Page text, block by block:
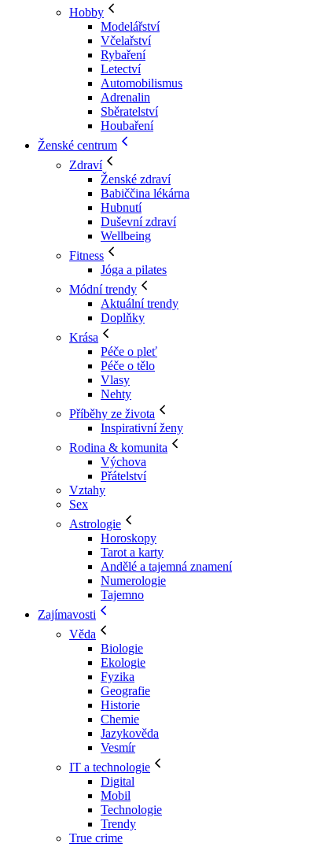
Hobby
Modelářství
Včelařství
Rybaření
Letectví
Automobilismus
Adrenalin
Sběratelství
Houbaření
Ženské centrum
Zdraví
Ženské zdraví
Babiččina lékárna
Hubnutí
Duševní zdraví
Wellbeing
Fitness
Jóga a pilates
Módní trendy
Aktuální trendy
Doplňky
Krása
Péče o pleť
Péče o tělo
Vlasy
Nehty
Příběhy ze života
Inspirativní ženy
Rodina & komunita
Výchova
Přátelství
Vztahy
Sex
Astrologie
Horoskopy
Tarot a karty
Andělé a tajemná znamení
Numerologie
Tajemno
Zajímavosti
Věda
Biologie
Ekologie
Fyzika
Geografie
Historie
Chemie
Jazykověda
Vesmír
IT a technologie
Digital
Mobil
Technologie
Trendy
True crime